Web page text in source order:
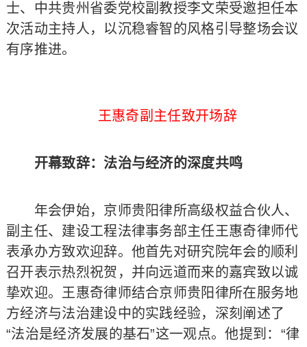
士、中共贵州省委党校副教授李文荣受邀担任本
次活动主持人，以沉稳睿智的风格引导整场会议
有序推进。
王惠奇副主任致开场辞
开幕致辞：法治与经济的深度共鸣
年会伊始，京师贵阳律所高级权益合伙人、
副主任、建设工程法律事务部主任王惠奇律师代
表承办方致欢迎辞。他首先对研究院年会的顺利
召开表示热烈祝贺，并向远道而来的嘉宾致以诚
挚欢迎。王惠奇律师结合京师贵阳律所在服务地
方经济与法治建设中的实践经验，深刻阐述了
“法治是经济发展的基石”这一观点。他提到：“律